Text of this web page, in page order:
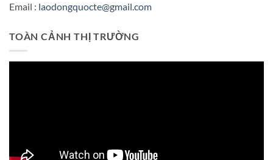
Email : laodongquocte@gmail.com
TOÀN CẢNH THỊ TRƯỜNG